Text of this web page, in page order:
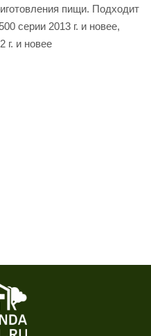
пищи. Подходит
серии 2013 г. и новее,
г. и новее